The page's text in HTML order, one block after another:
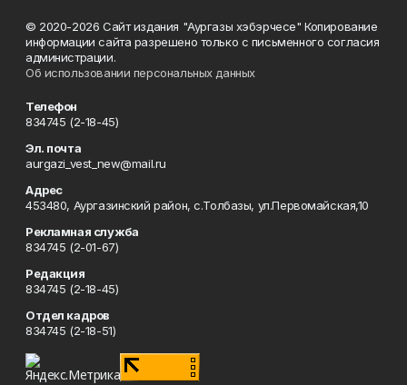
© 2020-2026 Сайт издания "Аургазы хэбэрчесе" Копирование
информации сайта разрешено только с письменного согласия
администрации.
Об использовании персональных данных
Телефон
834745 (2-18-45)
Эл. почта
aurgazi_vest_new@mail.ru
Адрес
453480, Аургазинский район, с.Толбазы, ул.Первомайская,10
Рекламная служба
834745 (2-01-67)
Редакция
834745 (2-18-45)
Отдел кадров
834745 (2-18-51)